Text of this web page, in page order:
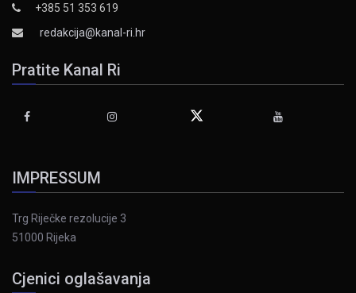
+385 51 353 619
redakcija@kanal-ri.hr
Pratite Kanal Ri
IMPRESSUM
Trg Riječke rezolucije 3
51000 Rijeka
Cjenici oglašavanja